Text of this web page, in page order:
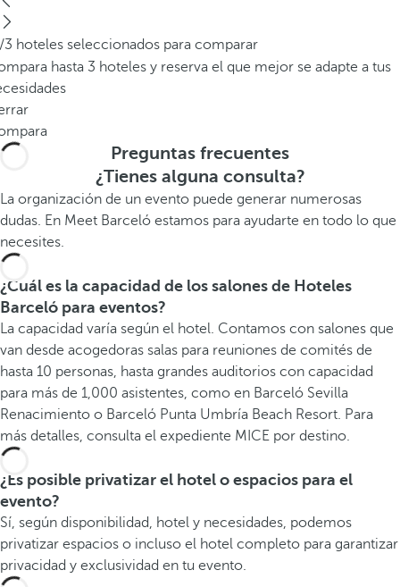
/3 hoteles seleccionados para comparar
hasta 3 hoteles y reserva el que mejor se adapte a tus
Preguntas frecuentes
¿Tienes alguna consulta?
La organización de un evento puede generar numerosas
dudas. En Meet Barceló estamos para ayudarte en todo lo que
necesites.
¿Cuál es la capacidad de los salones de Hoteles
Barceló para eventos?
La capacidad varía según el hotel. Contamos con salones que
van desde acogedoras salas para reuniones de comités de
hasta 10 personas, hasta grandes auditorios con capacidad
para más de 1,000 asistentes, como en Barceló Sevilla
Renacimiento o Barceló Punta Umbría Beach Resort. Para
más detalles, consulta el expediente MICE por destino.
¿Es posible privatizar el hotel o espacios para el
evento?
Sí, según disponibilidad, hotel y necesidades, podemos
privatizar espacios o incluso el hotel completo para garantizar
privacidad y exclusividad en tu evento.